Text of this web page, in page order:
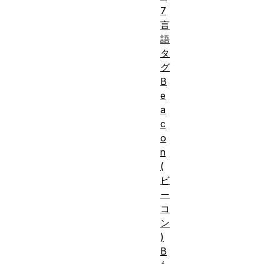
7
言
語
タ
グ
B
e
a
c
o
n
(
ビ
ー
コ
ン
)
B